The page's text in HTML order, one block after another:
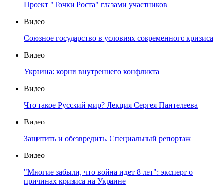
Проект "Точки Роста" глазами участников
Видео
Союзное государство в условиях современного кризиса
Видео
Украина: корни внутреннего конфликта
Видео
Что такое Русский мир? Лекция Сергея Пантелеева
Видео
Защитить и обезвредить. Специальный репортаж
Видео
"Многие забыли, что война идет 8 лет": эксперт о
причинах кризиса на Украине